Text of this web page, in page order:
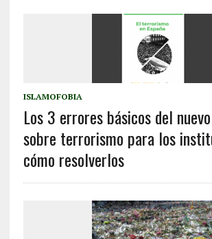
ISLAMOFOBIA
Los 3 errores básicos del
sobre terrorismo para los
cómo resolverlos